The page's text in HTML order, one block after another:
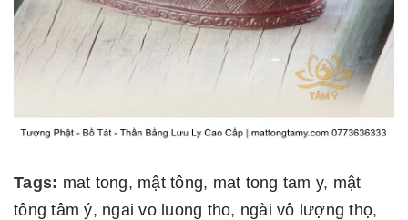
Tags: mat tong, mật tông, mat tong tam y, mật
tông tâm ý, ngai vo luong tho, ngài vô lượng thọ,